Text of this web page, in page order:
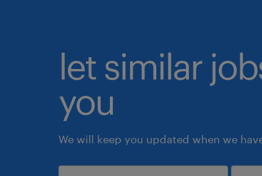
let similar
you
We will keep you updated when we